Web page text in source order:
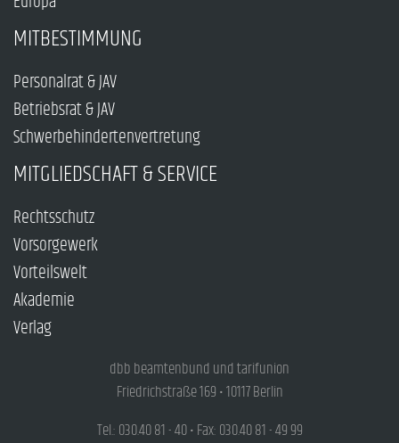
MITBESTIMMUNG
Personalrat & JAV
Betriebsrat & JAV
Schwerbehindertenvertretung
MITGLIEDSCHAFT & SERVICE
Rechtsschutz
Vorsorgewerk
Vorteilswelt
Akademie
Verlag
dbb beamtenbund und tarifunion
Friedrichstraße 169 • 10117 Berlin
Tel.: 030.40 81 - 40 • Fax: 030.40 81 - 49 99